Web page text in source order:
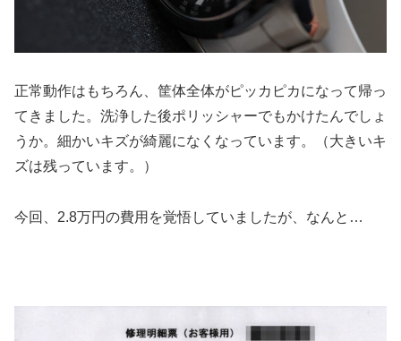
正常動作はもちろん、筐体全体がピッカピカになって帰っ
てきました。洗浄した後ポリッシャーでもかけたんでしょ
うか。細かいキズが綺麗になくなっています。（大きいキ
ズは残っています。）
今回、2.8万円の費用を覚悟していましたが、なんと…